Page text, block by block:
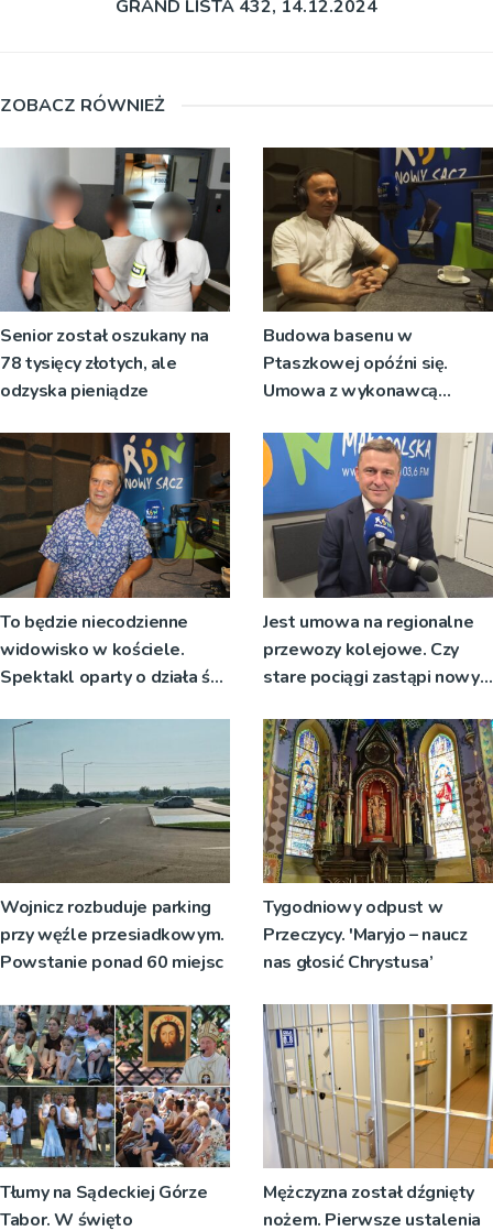
GRAND LISTA 432, 14.12.2024
ZOBACZ RÓWNIEŻ
Senior został oszukany na
78 tysięcy złotych, ale
odzyska pieniądze
Budowa basenu w
Ptaszkowej opóźni się.
Umowa z wykonawcą
zostanie podpisana
To będzie niecodzienne
widowisko w kościele.
Spektakl oparty o działa św.
Jest umowa na regionalne
przewozy kolejowe. Czy
stare pociągi zastąpi nowy
Wojnicz rozbuduje parking
przy węźle przesiadkowym.
Powstanie ponad 60 miejsc
Tygodniowy odpust w
Przeczycy. 'Maryjo – naucz
nas głosić Chrystusa’
Tłumy na Sądeckiej Górze
Tabor. W święto
Mężczyzna został dźgnięty
nożem. Pierwsze ustalenia